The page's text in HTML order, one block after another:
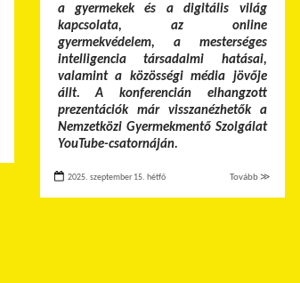
a gyermekek és a digitális világ
kapcsolata, az online
gyermekvédelem, a mesterséges
intelligencia társadalmi hatásai,
valamint a közösségi média jövője
állt. A konferencián elhangzott
prezentációk már visszanézhetők a
Nemzetközi Gyermekmentő Szolgálat
YouTube-csatornáján.
2025. szeptember 15. hétfő Tovább ≫